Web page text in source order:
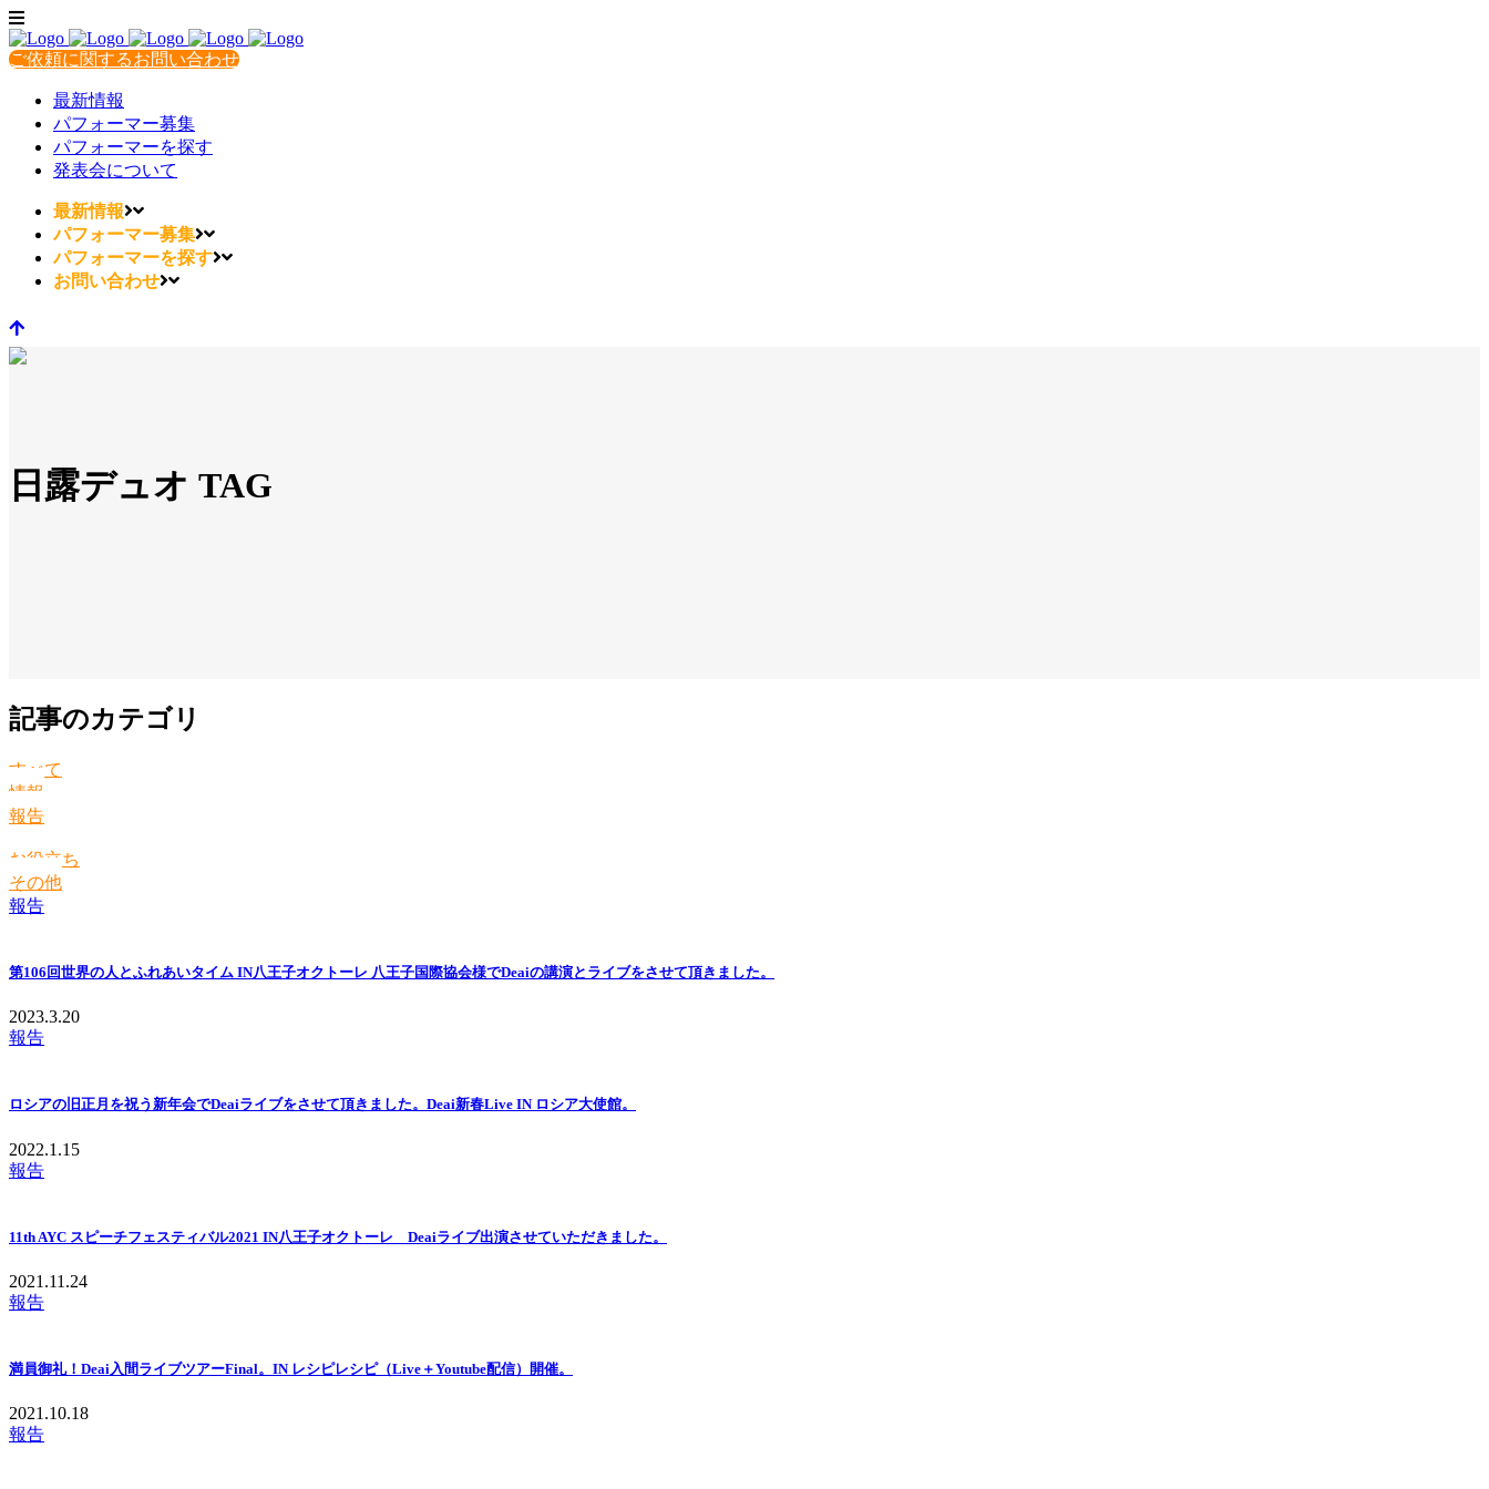
ご依頼に関するお問い合わせ
最新情報
パフォーマー募集
パフォーマーを探す
発表会について
最新情報
パフォーマー募集
パフォーマーを探す
お問い合わせ
日露デュオ TAG
記事のカテゴリ
すべて
情報
報告
お役立ち
その他
報告
第106回世界の人とふれあいタイム IN八王子オクトーレ 八王子国際協会様でDeaiの講演とライブをさせて頂きました。
2023.3.20
報告
ロシアの旧正月を祝う新年会でDeaiライブをさせて頂きました。Deai新春Live IN ロシア大使館。
2022.1.15
報告
11th AYC スピーチフェスティバル2021 IN八王子オクトーレ Deaiライブ出演させていただきました。
2021.11.24
報告
満員御礼！Deai入間ライブツアーFinal。IN レシピレシピ（Live＋Youtube配信）開催。
2021.10.18
報告